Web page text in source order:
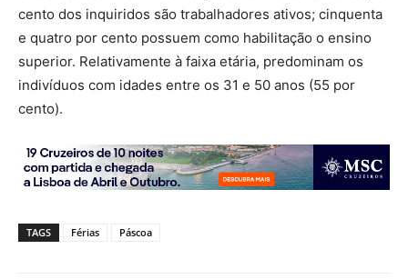
cento dos inquiridos são trabalhadores ativos; cinquenta
e quatro por cento possuem como habilitação o ensino
superior. Relativamente à faixa etária, predominam os
indivíduos com idades entre os 31 e 50 anos (55 por
cento).
TAGS Férias Páscoa